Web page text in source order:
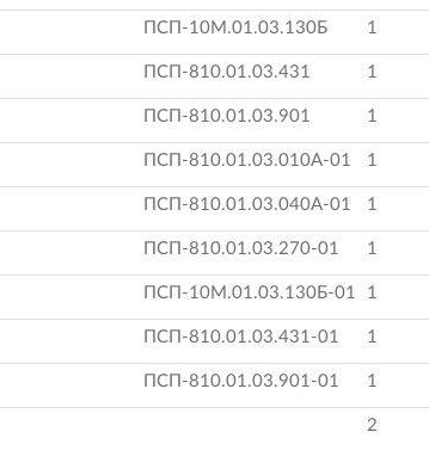
ПСП-10М.01.03.130Б 1
ПСП-810.01.03.431 1
ПСП-810.01.03.901 1
ПСП-810.01.03.010А-01 1
ПСП-810.01.03.040А-01 1
ПСП-810.01.03.270-01 1
ПСП-10М.01.03.130Б-01 1
ПСП-810.01.03.431-01 1
ПСП-810.01.03.901-01 1
2